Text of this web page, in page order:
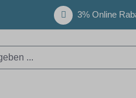
3% Online